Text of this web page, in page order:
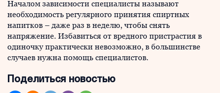
Началом зависимости специалисты называют
необходимость регулярного принятия спиртных
напитков – даже раз в неделю, чтобы снять
напряжение. Избавиться от вредного пристрастия в
одиночку практически невозможно, в большинстве
случаев нужна помощь специалистов.
Поделиться новостью